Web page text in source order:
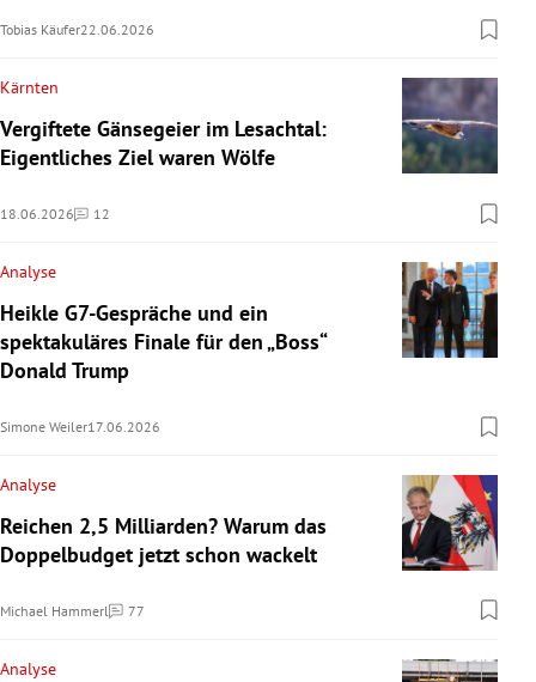
Tobias Käufer22.06.2026
Kärnten
Vergiftete Gänsegeier im Lesachtal:
Eigentliches Ziel waren Wölfe
18.06.2026 12
Kommentare
Analyse
Heikle G7-Gespräche und ein
spektakuläres Finale für den „Boss“
Donald Trump
Simone Weiler17.06.2026
Analyse
Reichen 2,5 Milliarden? Warum das
Doppelbudget jetzt schon wackelt
Michael Hammerl 77
Kommentare
Analyse